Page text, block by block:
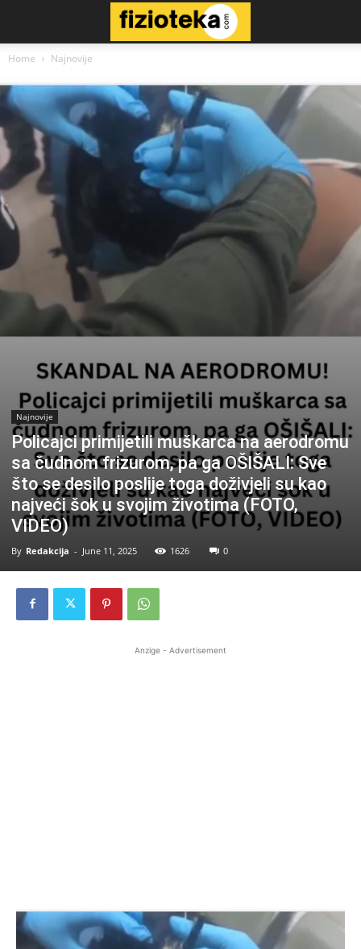
Home Najnovije
Najnovije
Policajci primijetili muškarca na aerodromu
sa čudnom frizurom, pa ga OŠIŠALI: Sve
što se desilo poslije toga doživjeli su kao
najveći šok u svojim životima (FOTO,
VIDEO)
By Redakcija - June 11, 2025 1626 0
Anzige - Advertisement